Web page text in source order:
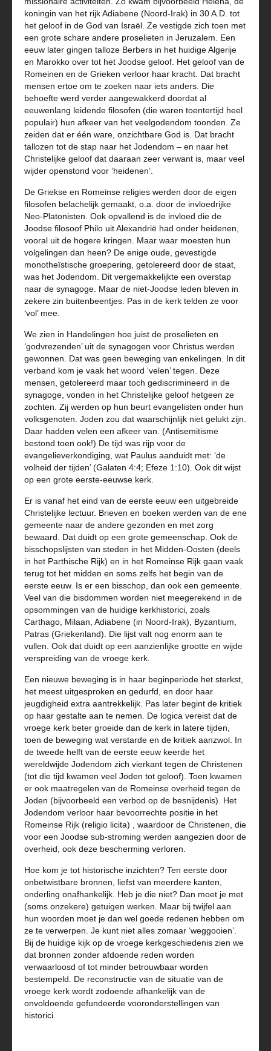
koningin van het rijk Adiabene (Noord-Irak) in 30 A.D. tot
het geloof in de God van Israël. Ze vestigde zich toen met
een grote schare andere proselieten in Jeruzalem. Een
eeuw later gingen talloze Berbers in het huidige Algerije
en Marokko over tot het Joodse geloof. Het geloof van de
Romeinen en de Grieken verloor haar kracht. Dat bracht
mensen ertoe om te zoeken naar iets anders. Die
behoefte werd verder aangewakkerd doordat al
eeuwenlang leidende filosofen (die waren toentertijd heel
populair) hun afkeer van het veelgodendom toonden. Ze
zeiden dat er één ware, onzichtbare God is. Dat bracht
tallozen tot de stap naar het Jodendom – en naar het
Christelijke geloof dat daaraan zeer verwant is, maar veel
wijder openstond voor ‘heidenen’.
De Griekse en Romeinse religies werden door de eigen
filosofen belachelijk gemaakt, o.a. door de invloedrijke
Neo-Platonisten. Ook opvallend is de invloed die de
Joodse filosoof Philo uit Alexandrië had onder heidenen,
vooral uit de hogere kringen. Maar waar moesten hun
volgelingen dan heen? De enige oude, gevestigde
monotheïstische groepering, getolereerd door de staat,
was het Jodendom. Dit vergemakkelijkte een overstap
naar de synagoge. Maar de niet-Joodse leden bleven in
zekere zin buitenbeentjes. Pas in de kerk telden ze voor
‘vol’ mee.
We zien in Handelingen hoe juist de proselieten en
‘godvrezenden’ uit de synagogen voor Christus werden
gewonnen. Dat was geen beweging van enkelingen. In dit
verband kom je vaak het woord ‘velen’ tegen. Deze
mensen, getolereerd maar toch gediscrimineerd in de
synagoge, vonden in het Christelijke geloof hetgeen ze
zochten. Zij werden op hun beurt evangelisten onder hun
volksgenoten. Joden zou dat waarschijnlijk niet gelukt zijn.
Daar hadden velen een afkeer van. (Antisemitisme
bestond toen ook!) De tijd was rijp voor de
evangelieverkondiging, wat Paulus aanduidt met: ‘de
volheid der tijden’ (Galaten 4:4; Efeze 1:10). Ook dit wijst
op een grote eerste-eeuwse kerk.
Er is vanaf het eind van de eerste eeuw een uitgebreide
Christelijke lectuur. Brieven en boeken werden van de ene
gemeente naar de andere gezonden en met zorg
bewaard. Dat duidt op een grote gemeenschap. Ook de
bisschopslijsten van steden in het Midden-Oosten (deels
in het Parthische Rijk) en in het Romeinse Rijk gaan vaak
terug tot het midden en soms zelfs het begin van de
eerste eeuw. Is er een bisschop, dan ook een gemeente.
Veel van die bisdommen worden niet meegerekend in de
opsommingen van de huidige kerkhistorici, zoals
Carthago, Milaan, Adiabene (in Noord-Irak), Byzantium,
Patras (Griekenland). Die lijst valt nog enorm aan te
vullen. Ook dat duidt op een aanzienlijke grootte en wijde
verspreiding van de vroege kerk.
Een nieuwe beweging is in haar beginperiode het sterkst,
het meest uitgesproken en gedurfd, en door haar
jeugdigheid extra aantrekkelijk. Pas later begint de kritiek
op haar gestalte aan te nemen. De logica vereist dat de
vroege kerk beter groeide dan de kerk in latere tijden,
toen de beweging wat verstarde en de kritiek aanzwol. In
de tweede helft van de eerste eeuw keerde het
wereldwijde Jodendom zich vierkant tegen de Christenen
(tot die tijd kwamen veel Joden tot geloof). Toen kwamen
er ook maatregelen van de Romeinse overheid tegen de
Joden (bijvoorbeeld een verbod op de besnijdenis). Het
Jodendom verloor haar bevoorrechte positie in het
Romeinse Rijk (religio licita) , waardoor de Christenen, die
voor een Joodse sub-stroming werden aangezien door de
overheid, ook deze bescherming verloren.
Hoe kom je tot historische inzichten? Ten eerste door
onbetwistbare bronnen, liefst van meerdere kanten,
onderling onafhankelijk. Heb je die niet? Dan moet je met
(soms onzekere) getuigen werken. Maar bij twijfel aan
hun woorden moet je dan wel goede redenen hebben om
ze te verwerpen. Je kunt niet alles zomaar ‘weggooien’.
Bij de huidige kijk op de vroege kerkgeschiedenis zien we
dat bronnen zonder afdoende reden worden
verwaarloosd of tot minder betrouwbaar worden
bestempeld. De reconstructie van de situatie van de
vroege kerk wordt zodoende afhankelijk van de
onvoldoende gefundeerde vooronderstellingen van
historici.